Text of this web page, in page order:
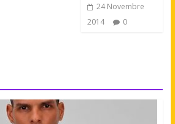
24 Novembre
2014
0